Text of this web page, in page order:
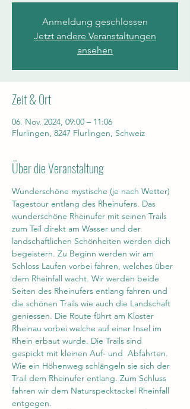
Anmeldung geschlossen
Jetzt andere Veranstaltungen
ansehen
Zeit & Ort
06. Nov. 2024, 09:00 – 11:06
Flurlingen, 8247 Flurlingen, Schweiz
Über die Veranstaltung
Wunderschöne mystische (je nach Wetter)
Tagestour entlang des Rheinufers. Das
wunderschöne Rheinufer mit seinen Trails
zum Teil direkt am Wasser und der
landschaftlichen Schönheiten werden dich
begeistern. Zu Beginn werden wir am
Schloss Laufen vorbei fahren, welches über
dem Rheinfall wacht. Wir werden beide
Seiten des Rheinufers entlang fahren und
die schönen Trails wie auch die Landschaft
geniessen. Die Route führt am Kloster
Rheinau vorbei welche auf einer Insel im
Rhein erbaut wurde. Die Trails sind
gespickt mit kleinen Auf- und  Abfahrten.
Wie ein Höhenweg schlängeln sie sich der
Trail dem Rheinufer entlang. Zum Schluss
fahren wir dem Naturspecktackel Rheinfall
entgegen.